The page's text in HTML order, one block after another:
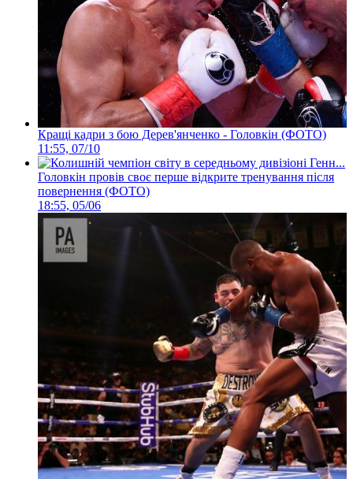
Кращі кадри з бою Дерев'янченко - Головкін (ФОТО)
11:55, 07/10
Головкін провів своє перше відкрите тренування після
повернення (ФОТО)
18:55, 05/06